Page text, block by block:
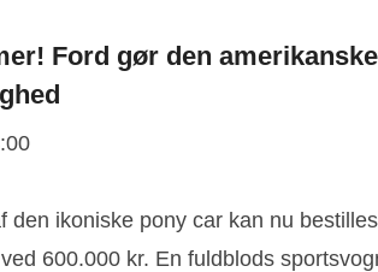
Ford gør den amerikanske
den ikoniske pony car kan nu bestilles
600.000 kr. En fuldblods